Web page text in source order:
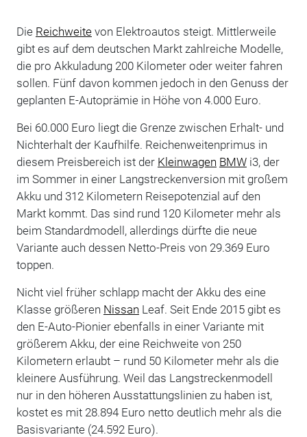
Die Reichweitevon Elektroautos steigt. Mittlerweile
gibt es auf dem deutschen Markt zahlreiche Modelle,
die pro Akkuladung 200 Kilometer oder weiter fahren
sollen. Fünf davon kommen jedoch in den Genuss der
geplanten E-Autoprämie in Höhe von 4.000 Euro.
Bei 60.000 Euro liegt die Grenze zwischen Erhalt- und
Nichterhalt der Kaufhilfe. Reichenweitenprimus in
diesem Preisbereich ist der Kleinwagen BMWi3, der
im Sommer in einer Langstreckenversion mit großem
Akku und 312 Kilometern Reisepotenzial auf den
Markt kommt. Das sind rund 120 Kilometer mehr als
beim Standardmodell, allerdings dürfte die neue
Variante auch dessen Netto-Preis von 29.369 Euro
toppen.
Nicht viel früher schlapp macht der Akku des eine
Klasse größeren Nissan Leaf. Seit Ende 2015 gibt es
den E-Auto-Pionier ebenfalls in einer Variante mit
größerem Akku, der eine Reichweite von 250
Kilometern erlaubt – rund 50 Kilometer mehr als die
kleinere Ausführung. Weil das Langstreckenmodell
nur in den höheren Ausstattungslinien zu haben ist,
kostet es mit 28.894 Euro netto deutlich mehr als die
Basisvariante (24.592 Euro).